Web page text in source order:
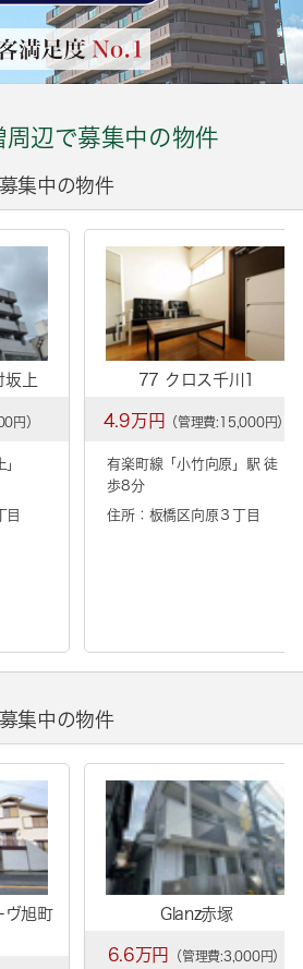
周辺で募集中の物件
集中の物件
坂上
円）
」
目
77 クロス千川1
4.9万円 （管理費:15,000円）
有楽町線「小竹向原 」駅 徒
歩8分
住所：板橋区向原３丁目
集中の物件
ヴ旭町
Glanz赤塚
6.6万円 （管理費:3,000円）